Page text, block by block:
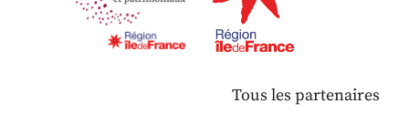
Tous les partenaires